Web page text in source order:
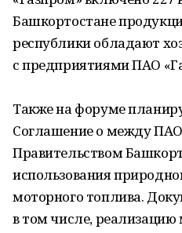
Башкортостане
республики обладают
с предприятиями ПАО
Также на форуме
Соглашение о между
Правительством
использования
моторного топлива.
в том числе,